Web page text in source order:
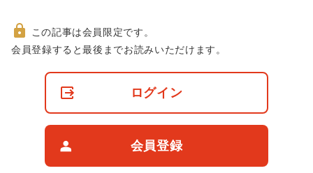
非
この記事は会員限定です。
会員登録すると最後までお読みいただけます。
ログイン
会員登録